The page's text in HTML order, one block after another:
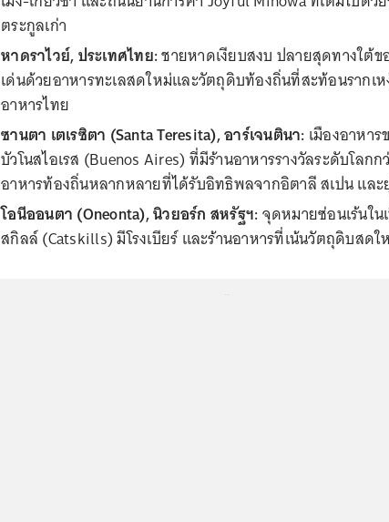
ตระกูลเก่า
หาดราไวย์, ประเทศไทย:ชายหาดเงียบสงบ ปลายสุดทางใต้ข
เด่นด้วยอาหารทะเลสดใหม่และวัตถุดิบท้องถิ่นที่สะท้อนรากเ
อาหารไทย
ซานตา เตเรซิตา (Santa Teresita), อาร์เจนตินา: เมืองอาหาร
บัวโนสไอเรส (Buenos Aires) ที่มีร้านอาหารรางวัลระดับโลกก
อาหารท้องถิ่นหลากหลายที่ได้รับอิทธิพลจากอิตาลี สเปน และ
โอนีออนตา (Oneonta), นิวยอร์ก สหรัฐฯ:จุดหมายซ่อนเร้นใน
สกิลล์ (Catskills) มีโรงเบียร์ และร้านอาหารที่เน้นวัตถุดิบสด